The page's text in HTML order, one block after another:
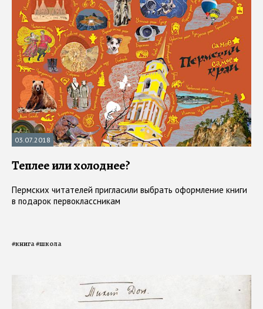
03.07.2018
Теплее или холоднее?
Пермских читателей пригласили выбрать оформление книги
в подарок первоклассникам
#книга#школа